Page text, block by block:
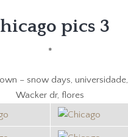
pics 3
*
– snow days, universidade,
Wacker dr, flores